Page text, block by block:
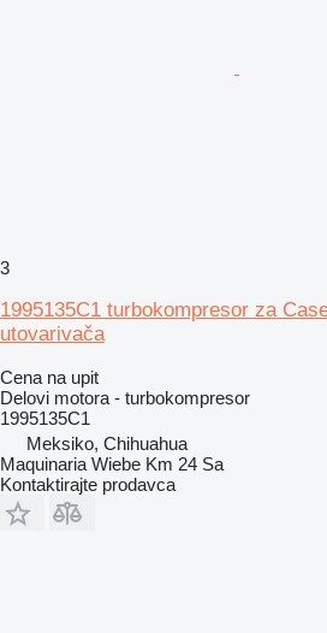
3
1995135C1 turbokompresor za
utovarivača
Cena na upit
Delovi motora - turbokompresor
1995135C1
Meksiko, Chihuahua
Maquinaria Wiebe Km 24 Sa
Kontaktirajte prodavca